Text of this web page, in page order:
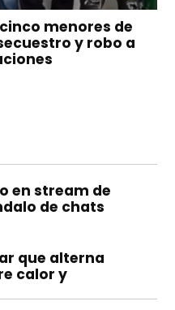
menores de
y robo a
en stream de
de chats
que alterna
calor y